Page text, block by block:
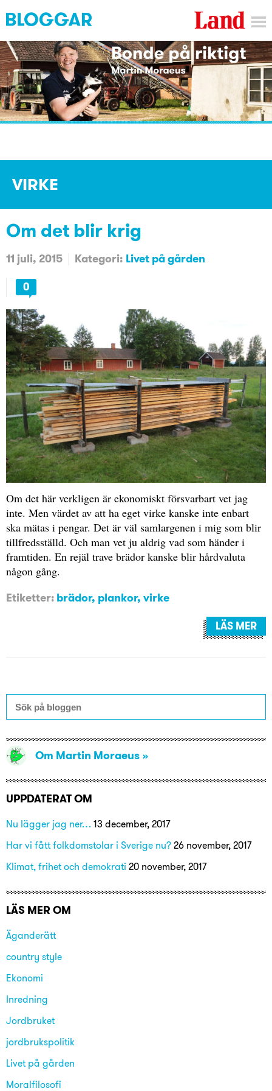
VIRKE
Om det blir krig
11 juli, 2015 Kategori: Livet på gården
0
Om det här verkligen är ekonomiskt försvarbart vet jag
inte. Men värdet av att ha eget virke kanske inte enbart
ska mätas i pengar. Det är väl samlargenen i mig som blir
tillfredsställd. Och man vet ju aldrig vad som händer i
framtiden. En rejäl trave brädor kanske blir hårdvaluta
någon gång.
Etiketter: brädor, plankor, virke
LÄS MER
Om Martin Moraeus
UPPDATERAT OM
Nu lägger jag ner… 13 december, 2017
Har vi fått folkdomstolar i Sverige nu? 26 november, 2017
Klimat, frihet och demokrati 20 november, 2017
LÄS MER OM
Äganderätt
country style
Ekonomi
Inredning
Jordbruket
jordbrukspolitik
Livet på gården
Moralfilosofi